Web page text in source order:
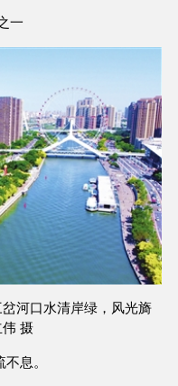
一
河口水清岸绿，风光旖
摄
息。